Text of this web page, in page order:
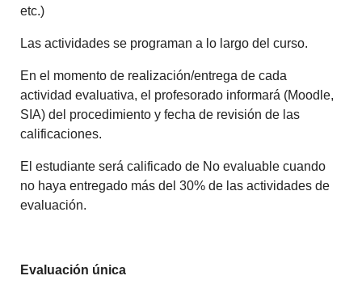
etc.)
Las actividades se programan a lo largo del curso.
En el momento de realización/entrega de cada
actividad evaluativa, el profesorado informará (Moodle,
SIA) del procedimiento y fecha de revisión de las
calificaciones.
El estudiante será calificado de No evaluable cuando
no haya entregado más del 30% de las actividades de
evaluación.
Evaluación única